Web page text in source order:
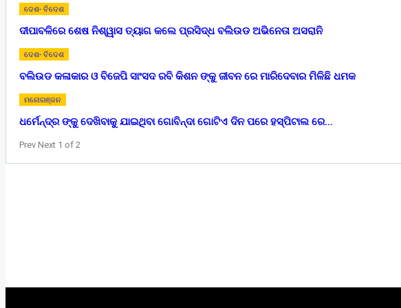
ଦେଶ- ବିଦେଶ
ଦୀପାବଳିରେ ଶେଷ ନିଶ୍ୱାସ ତ୍ୟାଗ କଲେ ପ୍ରସିଦ୍ଧ ବଲିଉଡ ଅଭିନେତା ଅସରାନି
ଦେଶ- ବିଦେଶ
ବଲିଉଡ କଳାକାର ଓ ବିଜେପି ସାଂସଦ ରବି କିଶନ ଙ୍କୁ ଜୀବନ ରେ ମାରିଦେବାର ମିଳିଛି ଧମକ
ମନୋରଞ୍ଜନ
ଧର୍ମେନ୍ଦ୍ର ଙ୍କୁ ଦେଖିବାକୁ ଯାଇଥିବା ଗୋବିନ୍ଦା ଗୋଟିଏ ଦିନ ପରେ ହସ୍ପିଟାଲ ରେ…
Prev Next 1 of 2